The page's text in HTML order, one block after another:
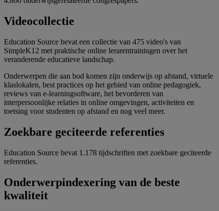
Videocollectie
Education Source bevat een collectie van 475 video's van
SimpleK12 met praktische online lerarentrainingen over het
veranderende educatieve landschap.
Onderwerpen die aan bod komen zijn onderwijs op afstand, virtuele
klaslokalen, best practices op het gebied van online pedagogiek,
reviews van e-learningsoftware, het bevorderen van
interpersoonlijke relaties in online omgevingen, activiteiten en
toetsing voor studenten op afstand en nog veel meer.
Zoekbare geciteerde referenties
Education Source bevat 1.178 tijdschriften met zoekbare geciteerde
referenties.
Onderwerpindexering van de beste
kwaliteit